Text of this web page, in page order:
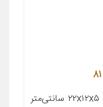
معرفی محصول جزئیات محصول ابعاد ۲۲x۱۲x۵ سانتی‌متر